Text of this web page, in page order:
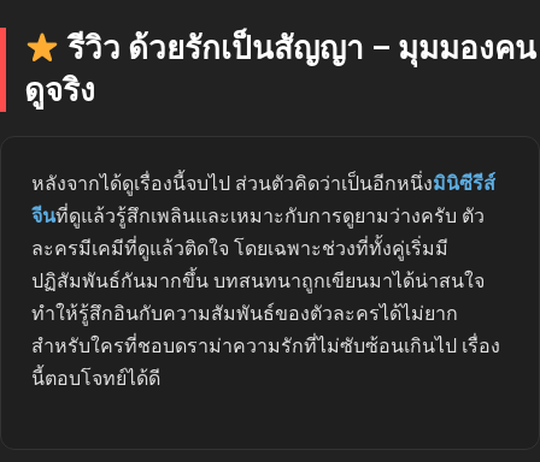
รีวิว ด้วยรักเป็นสัญญา – มุมมองคน
ดูจริง
หลังจากได้ดูเรื่องนี้จบไป ส่วนตัวคิดว่าเป็นอีกหนึ่งมินิซีรีส์
จีนที่ดูแล้วรู้สึกเพลินและเหมาะกับการดูยามว่างครับ ตัว
ละครมีเคมีที่ดูแล้วติดใจ โดยเฉพาะช่วงที่ทั้งคู่เริ่มมี
ปฏิสัมพันธ์กันมากขึ้น บทสนทนาถูกเขียนมาได้น่าสนใจ
ทำให้รู้สึกอินกับความสัมพันธ์ของตัวละครได้ไม่ยาก
สำหรับใครที่ชอบดราม่าความรักที่ไม่ซับซ้อนเกินไป เรื่อง
นี้ตอบโจทย์ได้ดี